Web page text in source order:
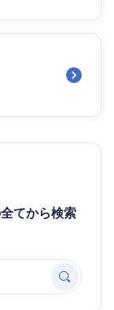
てから検索